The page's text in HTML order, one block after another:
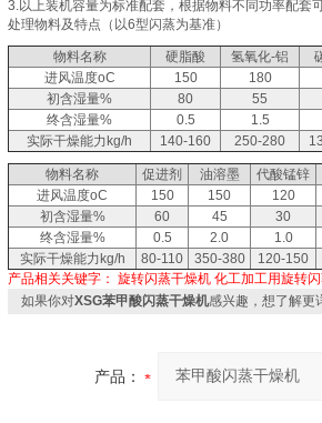
3.以上装机容量为标准配套，根据物料不同功率配套
处理物料及特点（以6型闪蒸为基准）
物料名称 硬脂酸 氢氧化-铝
进风温度oC
150
180
初含湿量%
80
55
终含湿量%
0.5
1.5
实际干燥能力kg/h
140-160 250-280
物料名称 促进剂 油溶墨
代酸锰锌
进风温度oC
150 150
120
初含湿量%
60 45
30
终含湿量%
0.5 2.0
1.0
实际干燥能力kg/h
80-110 350-380 120-150
产品相关关键字： 旋转闪蒸干燥机 化工加工用旋转
如果你对XSG苯甲酸闪蒸干燥机感兴趣，想了解更
产品：